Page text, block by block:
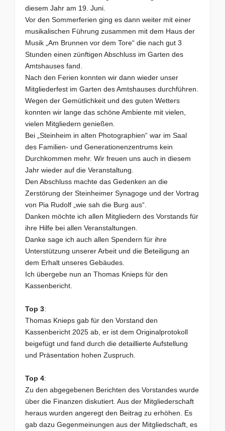
diesem Jahr am 19. Juni.
Vor den Sommerferien ging es dann weiter mit einer
musikalischen Führung zusammen mit dem Haus der
Musik „Am Brunnen vor dem Tore“ die nach gut 3
Stunden einen zünftigen Abschluss im Garten des
Amtshauses fand.
Nach den Ferien konnten wir dann wieder unser
Mitgliederfest im Garten des Amtshauses durchführen.
Wegen der Gemütlichkeit und des guten Wetters
konnten wir lange das schöne Ambiente mit vielen,
vielen Mitgliedern genießen.
Bei „Steinheim in alten Photographien“ war im Saal
des Familien- und Generationenzentrums kein
Durchkommen mehr. Wir freuen uns auch in diesem
Jahr wieder auf die Veranstaltung.
Den Abschluss machte das Gedenken an die
Zerstörung der Steinheimer Synagoge und der Vortrag
von Pia Rudolf „wie sah die Burg aus“.
Danken möchte ich allen Mitgliedern des Vorstands für
ihre Hilfe bei allen Veranstaltungen.
Danke sage ich auch allen Spendern für ihre
Unterstützung unserer Arbeit und die Beteiligung an
dem Erhalt unseres Gebäudes.
Ich übergebe nun an Thomas Knieps für den
Kassenbericht.
Top 3:
Thomas Knieps gab für den Vorstand den
Kassenbericht 2025 ab, er ist dem Originalprotokoll
beigefügt und fand durch die detaillierte Aufstellung
und Präsentation hohen Zuspruch.
Top 4:
Zu den abgegebenen Berichten des Vorstandes wurde
über die Finanzen diskutiert. Aus der Mitgliederschaft
heraus wurden angeregt den Beitrag zu erhöhen. Es
gab dazu Gegenmeinungen aus der Mitgliedschaft, es